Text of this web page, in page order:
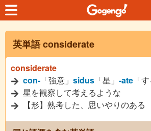
英単語 considerate
considerate
con- 「強意」 sidus 「星」 -ate 「
星を観察して考えるような
【形】熟考した、思いやりのある